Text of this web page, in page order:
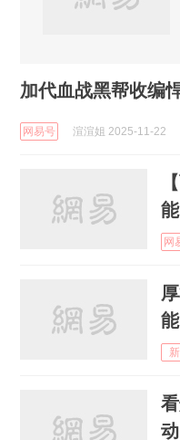
加代血战黑帮收编
网易号 渲渲姐 2025-11-22
网
动